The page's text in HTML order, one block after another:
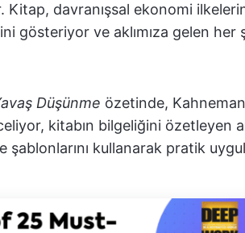
Kitap, davranışsal ekonomi
gösteriyor ve aklımıza gelen her
Düşünme özetinde,
kitabın bilgeliğini özetleyen
şablonlarını kullanarak pratik